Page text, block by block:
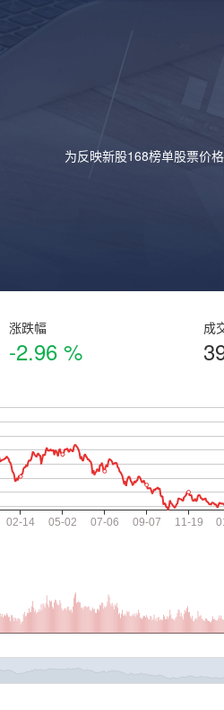
为反映新股168榜单股票价
涨跌幅
-2.96 %
成